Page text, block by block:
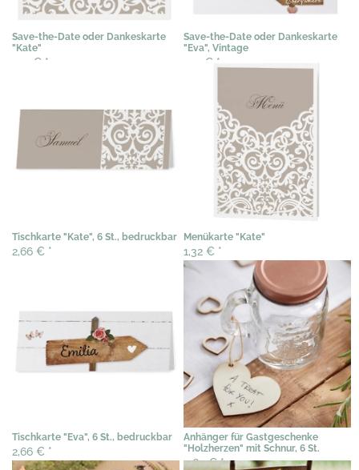
Save-the-Date oder Dankeskarte
"Kate"
1,12 € *
Save-the-Date oder Dankeskarte
"Eva", Vintage
1,12 € *
Tischkarte "Kate", 6 St., bedruckbar
2,66 € *
Menükarte "Kate"
1,32 € *
Tischkarte "Eva", 6 St., bedruckbar
2,66 € *
Anhänger für Gastgeschenke
"Holzherzen" mit Schnur, 6 St.
3,69 €*